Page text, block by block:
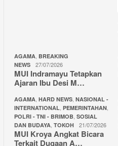
AGAMA BREAKING
NEWS
27/07/2026
MUI Indramayu Tetapkan
Ajaran Ibu Desi M…
AGAMA HARD NEWS NASIONAL -
INTERNATIONAL PEMERINTAHAN
POLRI - TNI - BRIMOB SOSIAL
DAN BUDAYA TOKOH 21/07/2026
MUI Kroya Angkat Bicara
Terkait Dugaan A…